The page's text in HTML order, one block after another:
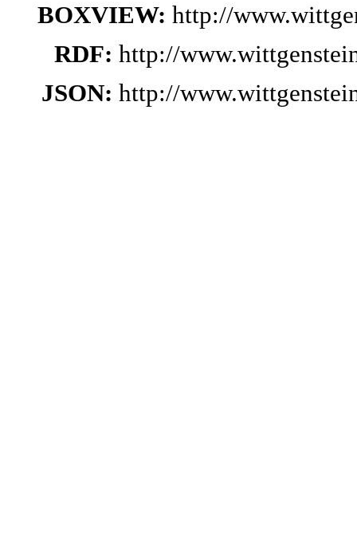
BOXVIEW: http://
RDF: http://
JSON: http://